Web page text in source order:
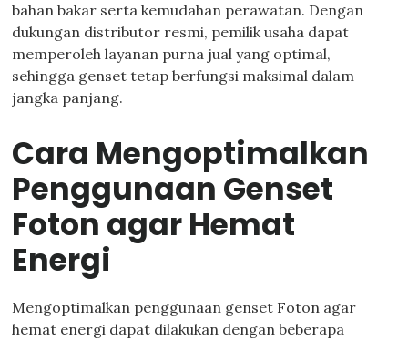
bahan bakar serta kemudahan perawatan. Dengan
dukungan distributor resmi, pemilik usaha dapat
memperoleh layanan purna jual yang optimal,
sehingga genset tetap berfungsi maksimal dalam
jangka panjang.
Cara Mengoptimalkan
Penggunaan Genset
Foton agar Hemat
Energi
Mengoptimalkan penggunaan genset Foton agar
hemat energi dapat dilakukan dengan beberapa